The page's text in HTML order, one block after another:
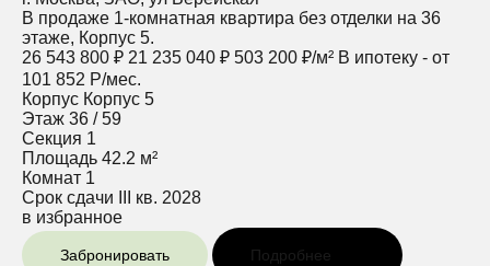
В продаже 1-комнатная квартира без отделки на 36
этаже, Корпус 5.
26 543 800 ₽ 21 235 040 ₽ 503 200 ₽/м² В ипотеку - от
101 852 Р/мес.
Корпус Корпус 5
Этаж 36 / 59
Секция 1
Площадь 42.2 м²
Комнат 1
Срок сдачи
III кв. 2028
в избранное
Забронировать Подробнее